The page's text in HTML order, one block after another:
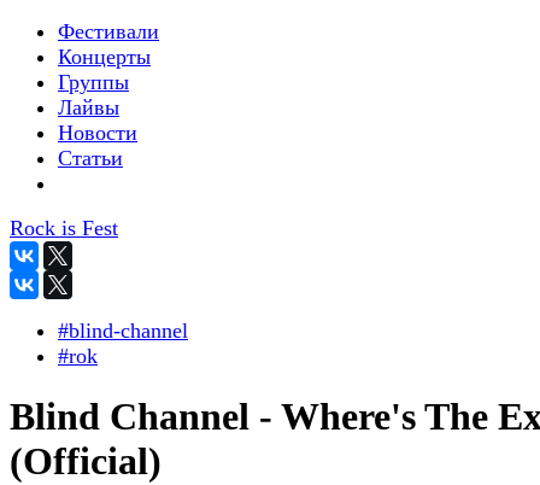
Фестивали
Концерты
Группы
Лайвы
Новости
Статьи
Rock is Fest
#blind-channel
#rok
Blind Channel - Where's The
(Official)